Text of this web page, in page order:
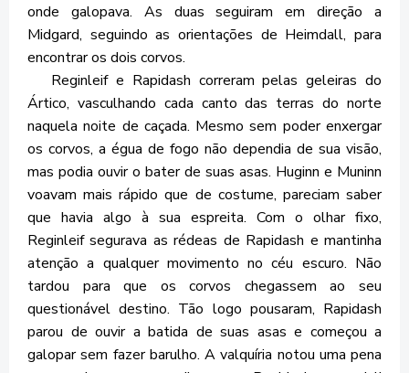
onde galopava. As duas seguiram em direção a
Midgard, seguindo as orientações de Heimdall, para
encontrar os dois corvos.
Reginleif e Rapidash correram pelas geleiras do
Ártico, vasculhando cada canto das terras do norte
naquela noite de caçada. Mesmo sem poder enxergar
os corvos, a égua de fogo não dependia de sua visão,
mas podia ouvir o bater de suas asas. Huginn e Muninn
voavam mais rápido que de costume, pareciam saber
que havia algo à sua espreita. Com o olhar fixo,
Reginleif segurava as rédeas de Rapidash e mantinha
atenção a qualquer movimento no céu escuro. Não
tardou para que os corvos chegassem ao seu
questionável destino. Tão logo pousaram, Rapidash
parou de ouvir a batida de suas asas e começou a
galopar sem fazer barulho. A valquíria notou uma pena